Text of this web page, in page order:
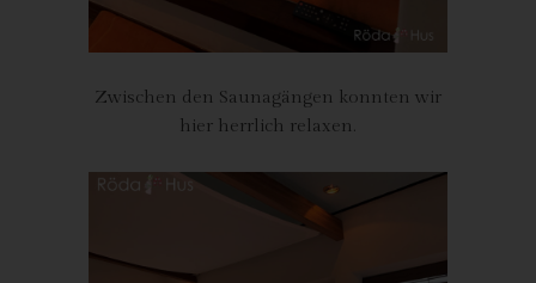
Zwischen den Saunagängen konnten wir
hier herrlich relaxen.
über ein Cookie.
unsere Internetseite jederzeit mittels einer entsprechenden
Einstellung des genutzten Internetbrowsers verhindern und
Internetbrowser oder andere Softwareprogramme gelöscht
werden. Dies ist in allen gängigen Internetbrowsern möglich.
dem genutzten Internetbrowser, sind unter Umständen nicht alle